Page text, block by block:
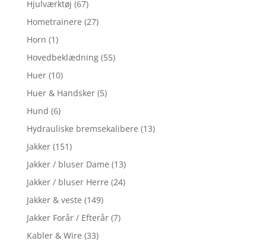
Hjulværktøj (67)
Hometrainere (27)
Horn (1)
Hovedbeklædning (55)
Huer (10)
Huer & Handsker (5)
Hund (6)
Hydrauliske bremsekalibere (13)
Jakker (151)
Jakker / bluser Dame (13)
Jakker / bluser Herre (24)
Jakker & veste (149)
Jakker Forår / Efterår (7)
Kabler & Wire (33)